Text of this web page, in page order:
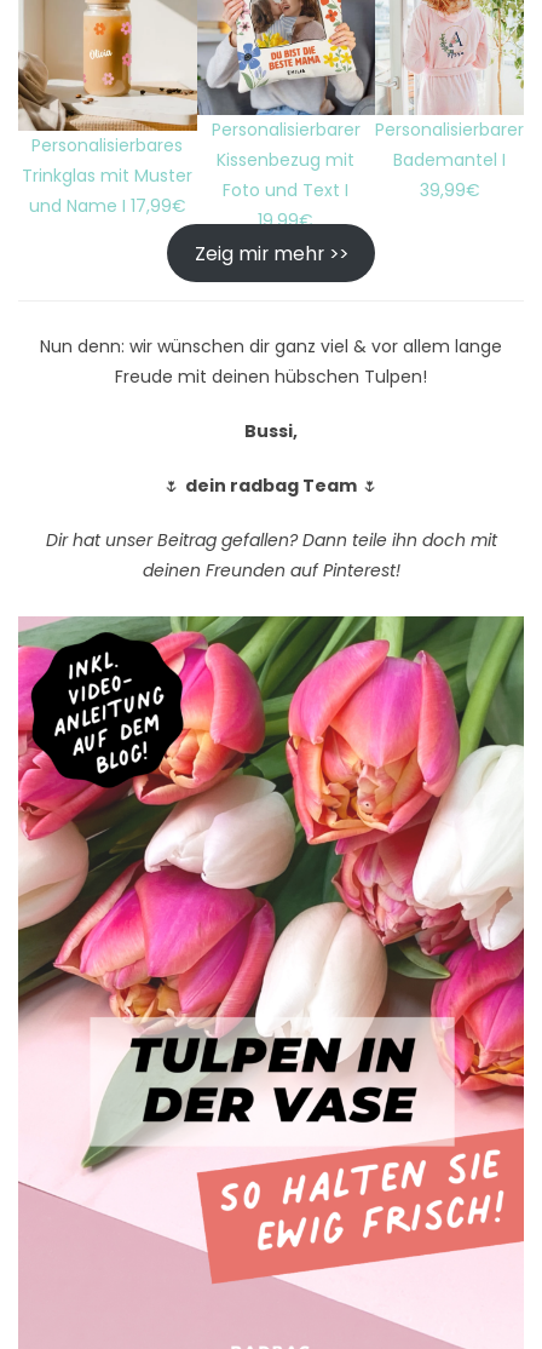
Personalisierbares
Trinkglas mit Muster
und Name I 17,99€
Personalisierbarer
Kissenbezug mit
Foto und Text I
19,99€
Personalisierbarer
Bademantel I
39,99€
Zeig mir mehr >>
Nun denn: wir wünschen dir ganz viel & vor allem lange
Freude mit deinen hübschen Tulpen!
Bussi,
🌷 dein radbag Team 🌷
Dir hat unser Beitrag gefallen? Dann teile ihn doch mit
deinen Freunden auf Pinterest!